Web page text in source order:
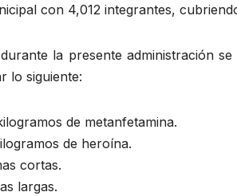
con 4,012 integrantes,
la presente administración
lo siguiente:
de metanfetamina.
de heroína.
cortas.
largas.